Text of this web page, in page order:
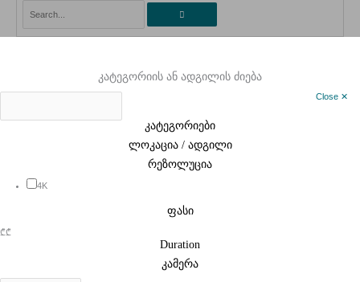
Close ✕
კატეგორიის ან ადგილის ძიება
კატეგორიები
ლოკაცია / ადგილი
რეზოლუცია
4K
ფასი
₾₾
Duration
კამერა